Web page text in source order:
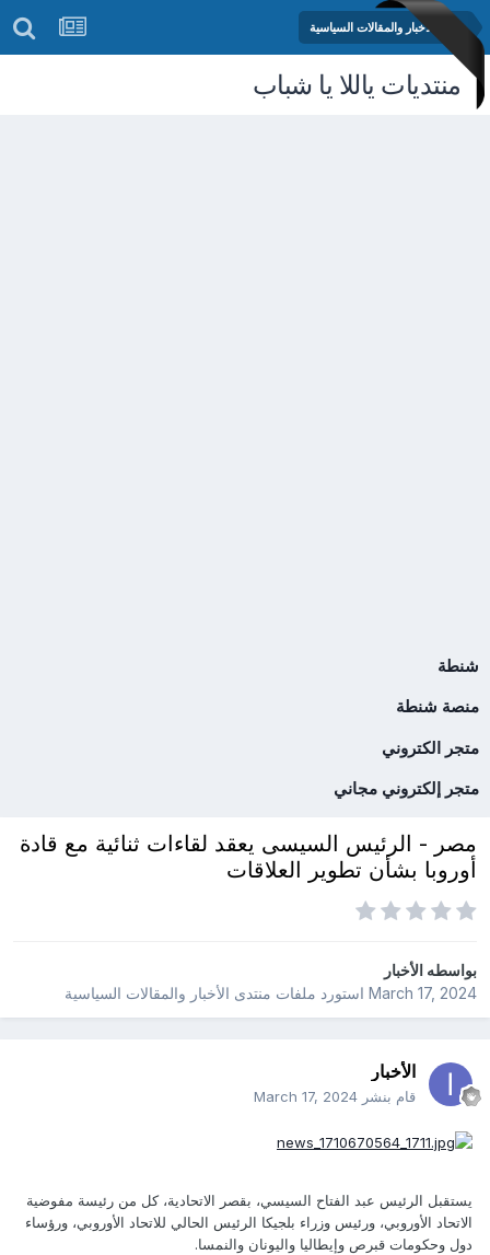
منتدى الأخبار والمقالات السياسية
منتديات ياللا يا شباب
شنطة
منصة شنطة
متجر الكتروني
متجر إلكتروني مجاني
مصر - الرئيس السيسى يعقد لقاءات ثنائية مع قادة
أوروبا بشأن تطوير العلاقات
بواسطهالأخبار
March 17, 2024استورد ملفات منتدى الأخبار والمقالات السياسية
الأخبار
قام بنشر March 17, 2024
يستقبل الرئيس عبد الفتاح السيسي، بقصر الاتحادية، كل من رئيسة مفوضية
الاتحاد الأوروبي، ورئيس وزراء بلجيكا الرئيس الحالي للاتحاد الأوروبي، ورؤساء
دول وحكومات قبرص وإيطاليا واليونان والنمسا.